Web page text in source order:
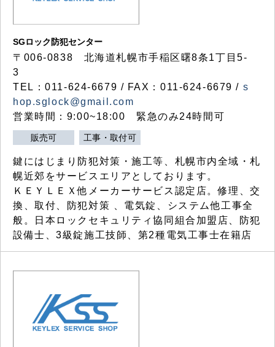
SGロック防犯センター
〒006-0838 北海道札幌市手稲区曙8条1丁目5-
3
TEL：011-624-6679 / FAX：011-624-6679 / s
hop.sglock@gmail.com
営業時間：9:00~18:00 緊急のみ24時間可
販売可 工事・取付可
鍵にはじまり防犯対策・施工等、札幌市内全域・札
幌近郊をサービスエリアとしております。
ＫＥＹＬＥＸ他メーカーサービス認定店。修理、交
換、取付、防犯対策 、電気錠、システム他工事全
般。日本ロックセキュリティ協同組合加盟店、防犯
設備士、3級錠施工技師、第2種電気工事士在籍店